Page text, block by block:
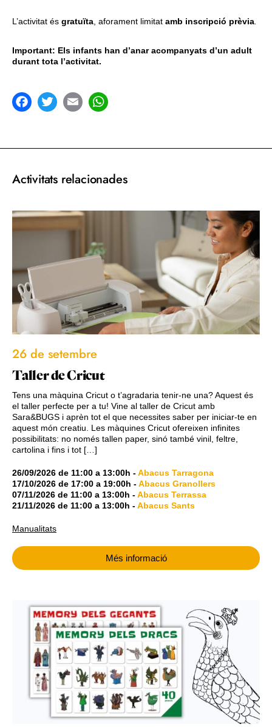
L’activitat és gratuïta, aforament limitat amb inscripció prèvia.
Important: Els infants han d’anar acompanyats d’un adult
durant tota l’activitat.
Activitats relacionades
26 de setembre
Taller de Cricut
Tens una màquina Cricut o t’agradaria tenir-ne una? Aquest és
el taller perfecte per a tu! Vine al taller de Cricut amb
Sara&BUGS i aprèn tot el que necessites saber per iniciar-te en
aquest món creatiu. Les màquines Cricut ofereixen infinites
possibilitats: no només tallen paper, sinó també vinil, feltre,
cartolina i fins i tot […]
26/09/2026 de 11:00 a 13:00h -Abacus Tarragona
17/10/2026 de 17:00 a 19:00h -Abacus Granollers
07/11/2026 de 11:00 a 13:00h -Abacus Terrassa
21/11/2026 de 11:00 a 13:00h -Abacus Sants
Manualitats
Més informació